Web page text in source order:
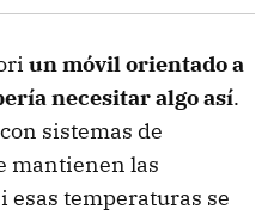
un móvil orientado a
necesitar algo así.
sistemas de
mantienen las
esas temperaturas se